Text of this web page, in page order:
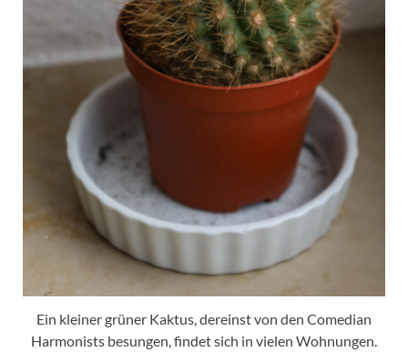
Ein kleiner grüner Kaktus, dereinst von den Comedian
Harmonists besungen, findet sich in vielen Wohnungen.